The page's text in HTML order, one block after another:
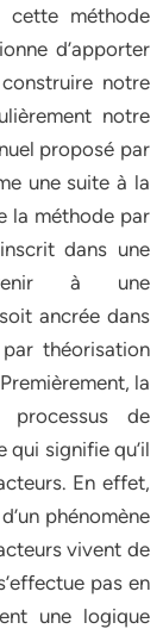
cette méthode
d’apporter
notre
notre
proposé par
une suite à la
la méthode par
dans une
à une
ancrée dans
théorisation
la
de
qui signifie qu’il
En effet,
phénomène
vivent de
pas en
une logique